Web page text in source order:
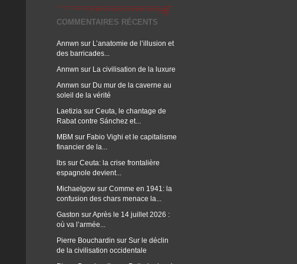
COMMENTAIRES RÉCENTS
Annwn sur L’anatomie de l’illusion et
des barricades...
Annwn sur La civilisation de la luxure
Annwn sur Du mur de la caverne au
soleil de la vérité
Laetizia sur Ceuta, le chantage de
Rabat contre Sánchez et...
MBM sur Fabio Vighi et le capitalisme
financier de la...
lbs sur Ceuta: la crise frontalière
espagnole devient...
Michaelgow sur Comme en 1941: la
confusion des chars menace la...
Gaston surAprès le 14 juillet 2026 :
où va l’armée...
Pierre Bouchardin sur Sur le déclin
de la civilisation occidentale